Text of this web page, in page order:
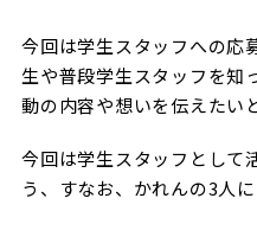
グッズ
メディア
アカデミー
チケット購入手順
チケット販売スケジュール
️スタジアムを知る
スタジアムアクセス
ＦＣ町田ゼルビアについて
選手・スタッフ紹介
ファンになるトップ
クラブゼルビスタへの入会
グッズを買う
グッズを買うトップ
ホームタウン
今回は学生スタッフへの応
生や普段学生スタッフを知
動の内容や想いを伝えたい
今回は学生スタッフとして
う、すなお、かれんの3人に